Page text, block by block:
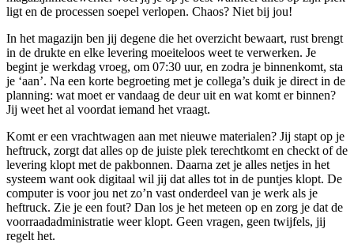
ligt en de processen soepel verlopen. Chaos? Niet bij jou!
In het magazijn ben jij degene die het overzicht bewaart, rust brengt
in de drukte en elke levering moeiteloos weet te verwerken. Je
begint je werkdag vroeg, om 07:30 uur, en zodra je binnenkomt, sta
je ‘aan’. Na een korte begroeting met je collega’s duik je direct in de
planning: wat moet er vandaag de deur uit en wat komt er binnen?
Jij weet het al voordat iemand het vraagt.
Komt er een vrachtwagen aan met nieuwe materialen? Jij stapt op je
heftruck, zorgt dat alles op de juiste plek terechtkomt en checkt of de
levering klopt met de pakbonnen. Daarna zet je alles netjes in het
systeem want ook digitaal wil jij dat alles tot in de puntjes klopt. De
computer is voor jou net zo’n vast onderdeel van je werk als je
heftruck. Zie je een fout? Dan los je het meteen op en zorg je dat de
voorraadadministratie weer klopt. Geen vragen, geen twijfels, jij
regelt het.